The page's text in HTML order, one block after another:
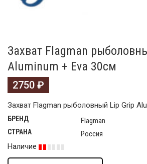
Захват Flagman
Aluminum + Eva 30см
2750 ₽
Захват Flagman рыболовный Lip Grip
БРЕНД Flagman
СТРАНА
Россия
Наличие